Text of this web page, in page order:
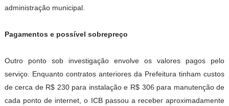
administração municipal.
Pagamentos e possível sobrepreço
Outro ponto sob investigação envolve os valores pagos pelo
serviço. Enquanto contratos anteriores da Prefeitura tinham custos
de cerca de R$ 230 para instalação e R$ 306 para manutenção de
cada ponto de internet, o ICB passou a receber aproximadamente